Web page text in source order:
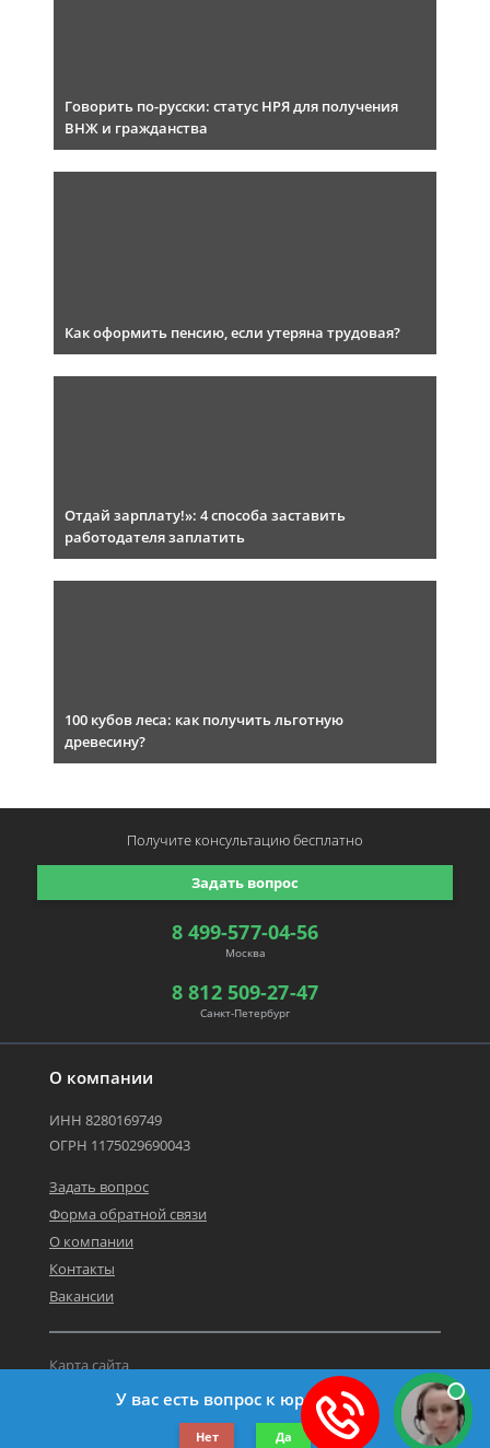
Говорить по-русски: статус НРЯ для получения
ВНЖ и гражданства
Как оформить пенсию, если утеряна трудовая?
Отдай зарплату!»: 4 способа заставить
работодателя заплатить
100 кубов леса: как получить льготную
древесину?
О компании
ИНН 8280169749
ОГРН 1175029690043
Задать вопрос
Форма обратной связи
О компании
Контакты
Вакансии
©2019-2026 Все права защищены.
Карта сайта
Политика персональных данных
8 499-577-04-56
Москва
8 812 509-27-47
Санкт-Петербург
Задать вопрос
Получите консультациюбесплатно
У вас есть вопрос к юристу?
Нет Да